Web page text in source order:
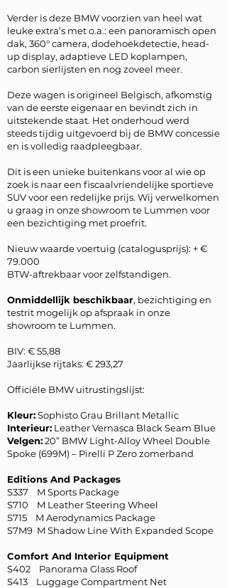
Verder is deze BMW voorzien van heel wat
leuke extra’s met o.a.: een panoramisch open
dak, 360° camera, dodehoekdetectie, head-
up display, adaptieve LED koplampen,
carbon sierlijsten en nog zoveel meer.
Deze wagen is origineel Belgisch, afkomstig
van de eerste eigenaar en bevindt zich in
uitstekende staat. Het onderhoud werd
steeds tijdig uitgevoerd bij de BMW concessie
en is volledig raadpleegbaar.
Dit is een unieke buitenkans voor al wie op
zoek is naar een fiscaalvriendelijke sportieve
SUV voor een redelijke prijs. Wij verwelkomen
u graag in onze showroom te Lummen voor
een bezichtiging met proefrit.
Nieuw waarde voertuig (catalogusprijs): + €
79.000
BTW-aftrekbaar voor zelfstandigen.
Onmiddellijk beschikbaar, bezichtiging en
testrit mogelijk op afspraak in onze
showroom te Lummen.
BIV: € 55,88
Jaarlijkse rijtaks: € 293,27
Officiële BMW uitrustingslijst:
Kleur:Sophisto Grau Brillant Metallic
Interieur: Leather Vernasca Black Seam Blue
Velgen:20” BMW Light-Alloy Wheel Double
Spoke (699M) – Pirelli P Zero zomerband
Editions And Packages
S337 M Sports Package
S710 M Leather Steering Wheel
S715 M Aerodynamics Package
S7M9 M Shadow Line With Expanded Scope
Comfort And Interior Equipment
S402 Panorama Glass Roof
S413 Luggage Compartment Net